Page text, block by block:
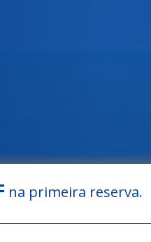
na primeira reserva.